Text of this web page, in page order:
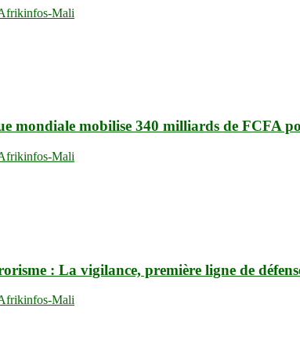
Mali
mondiale mobilise 340 milliards de FCFA
Mali
: La vigilance, première ligne de
Mali